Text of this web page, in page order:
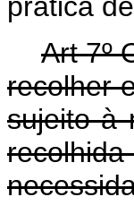
Art 7º
recolher
sujeito à